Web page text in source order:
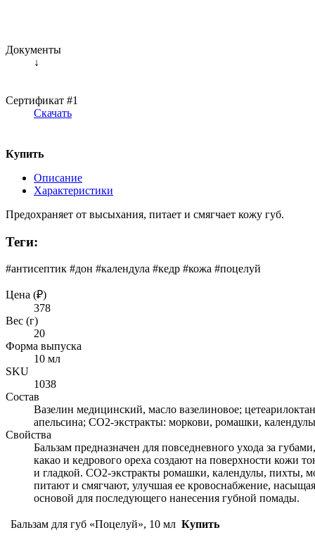
Документы
↓
Сертификат #1
Скачать
Купить
Описание
Характеристики
Предохраняет от высыхания, питает и смягчает кожу губ.
Теги:
#антисептик #дон #календула #кедр #кожа #поцелуй
Цена (₽)
378
Вес (г)
20
Форма выпуска
10 мл
SKU
1038
Состав
Вазелин медицинский, масло вазелиновое;
апельсина; СО2-экстракты: моркови, ромашки,
Свойства
Бальзам предназначен для повседневного ухода за
какао и кедрового ореха создают на поверхности кожи
и гладкой. СО2-экстракты ромашки, календулы, пихты,
питают и смягчают, улучшая ее кровоснабжение,
основой для последующего нанесения губной помады.
Бальзам для губ «Поцелуй», 10 мл Купить